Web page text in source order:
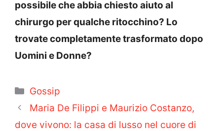
possibile che abbia chiesto aiuto al
chirurgo per qualche ritocchino? Lo
trovate completamente trasformato dopo
Uomini e Donne?
Categorie
Gossip
Maria De Filippi e Maurizio Costanzo,
dove vivono: la casa di lusso nel cuore di